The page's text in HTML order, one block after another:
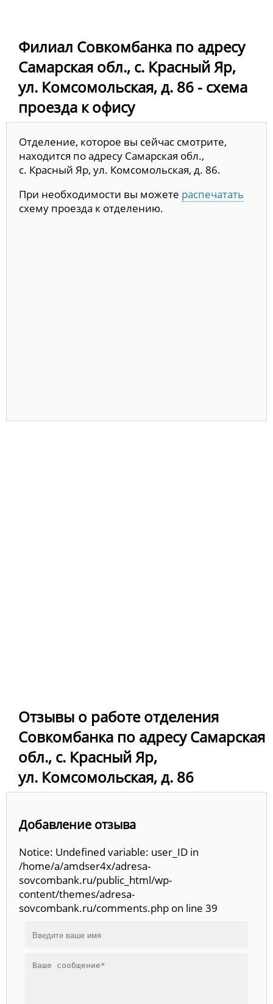
Филиал Совкомбанка по адресу
Самарская обл., с. Красный Яр,
ул. Комсомольская, д. 86 - схема
проезда к офису
Отделение, которое вы сейчас смотрите,
находится по адресу Самарская обл.,
с. Красный Яр, ул. Комсомольская, д. 86.
При необходимости вы можете распечатать
схему проезда к отделению.
Отзывы о работе отделения
Совкомбанка по адресу Самарская
обл., с. Красный Яр,
ул. Комсомольская, д. 86
Добавление отзыва
Notice: Undefined variable: user_ID in
/home/a/amdser4x/adresa-
sovcombank.ru/public_html/wp-
content/themes/adresa-
sovcombank.ru/comments.php on line 39